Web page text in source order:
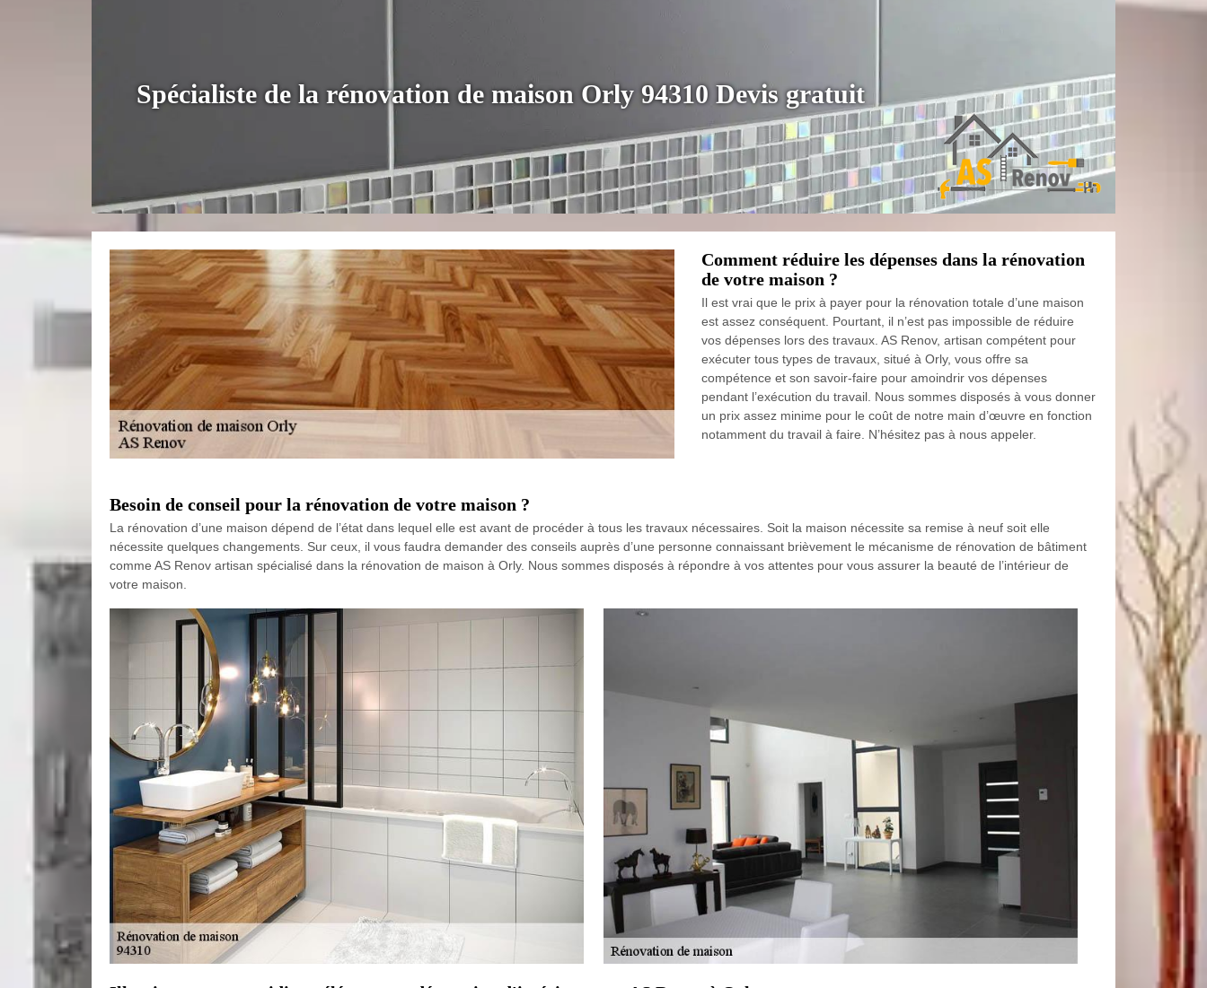
Spécialiste de la rénovation de maison Orly 94310 Devis gratuit
Comment réduire les dépenses dans la rénovation
de votre maison ?
Il est vrai que le prix à payer pour la rénovation totale d’une maison
est assez conséquent. Pourtant, il n’est pas impossible de réduire
vos dépenses lors des travaux. AS Renov, artisan compétent pour
exécuter tous types de travaux, situé à Orly, vous offre sa
compétence et son savoir-faire pour amoindrir vos dépenses
pendant l’exécution du travail. Nous sommes disposés à vous donner
un prix assez minime pour le coût de notre main d’œuvre en fonction
notamment du travail à faire. N’hésitez pas à nous appeler.
Besoin de conseil pour la rénovation de votre maison ?
La rénovation d’une maison dépend de l’état dans lequel elle est avant de procéder à tous les travaux nécessaires. Soit la maison nécessite sa remise à neuf soit elle
nécessite quelques changements. Sur ceux, il vous faudra demander des conseils auprès d’une personne connaissant brièvement le mécanisme de rénovation de bâtiment
comme AS Renov artisan spécialisé dans la rénovation de maison à Orly. Nous sommes disposés à répondre à vos attentes pour vous assurer la beauté de l’intérieur de
votre maison.